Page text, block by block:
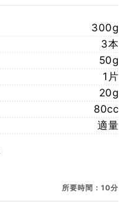
300g
3本
50g
1片
20g
80cc
適量
所要時間：10分